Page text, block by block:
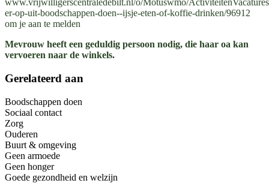
www.vrijwilligerscentraledebilt.nl/o/Motuswmo/
er-op-uit-boodschappen-doen--ijsje-eten-of-koffie-drinken/96912
om je aan te melden
Mevrouw heeft een geduldig persoon nodig, die haar oa kan
vervoeren naar de winkels.
Gerelateerd aan
Boodschappen doen
Sociaal contact
Zorg
Ouderen
Buurt & omgeving
Geen armoede
Geen honger
Goede gezondheid en welzijn